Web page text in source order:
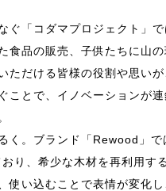
ぐ「コダマプロジェクト」
食品の販売、子供たちに山
ただける皆様の役割や思い
ことで、イノベーションが
く。ブランド「Rewood」
り、希少な木材を再利用す
使い込むことで表情が変化